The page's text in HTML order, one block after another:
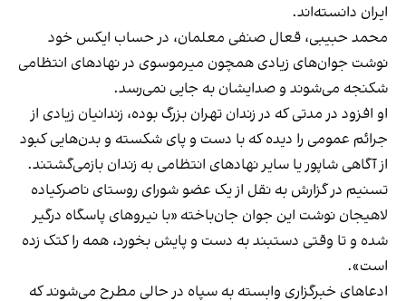
ایران دانسته‌اند.
محمد حبیبی، قعال صنفی معلمان، در حساب ایکس خود
نوشت جوان‌های زیادی همچون میرموسوی در نهادهای انتظامی
شکنجه می‌شوند و صدایشان به جایی نمی‌رسد.
او افزود در مدتی که در زندان تهران بزرگ بوده، زندانیان زیادی از
جرائم عمومی را دیده که با دست و پای شکسته و بدن‌هایی کبود
از آگاهی شاپور یا سایر نهادهای انتظامی به زندان بازمی‌گشتند.
تسنیم در گزارش به نقل از یک عضو شورای روستای ناصرکیاده
لاهیجان نوشت این جوان جان‌باخته «با نیروهای پاسگاه درگیر
شده و تا وقتی دستبند به دست و پایش بخورد، همه را کتک زده
است».
ادعاهای خبرگزاری وابسته به سپاه در حالی مطرح می‌شوند که